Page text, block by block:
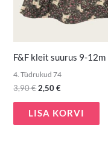
F&F kleit suurus 9-12m
4. Tüdrukud 74
3,90€2,50€
LISA KORVI